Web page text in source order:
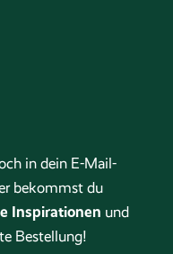
in dein E-Mail-
bekommst du
Inspirationen und
Bestellung!